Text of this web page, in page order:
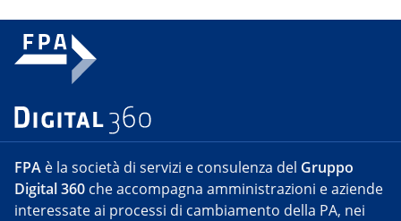
FPA è la società di servizi e consulenza del Gruppo
Digital 360 che accompagna amministrazioni e aziende
interessate ai processi di cambiamento della PA, nei